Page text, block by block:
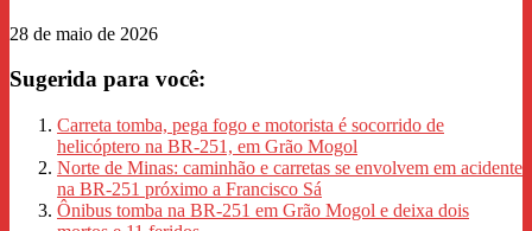
28 de maio de 2026
Sugerida para você:
Carreta tomba, pega fogo e motorista é socorrido de
helicóptero na BR‑251, em Grão Mogol
Norte de Minas: caminhão e carretas se envolvem em acidente
na BR-251 próximo a Francisco Sá
Ônibus tomba na BR-251 em Grão Mogol e deixa dois